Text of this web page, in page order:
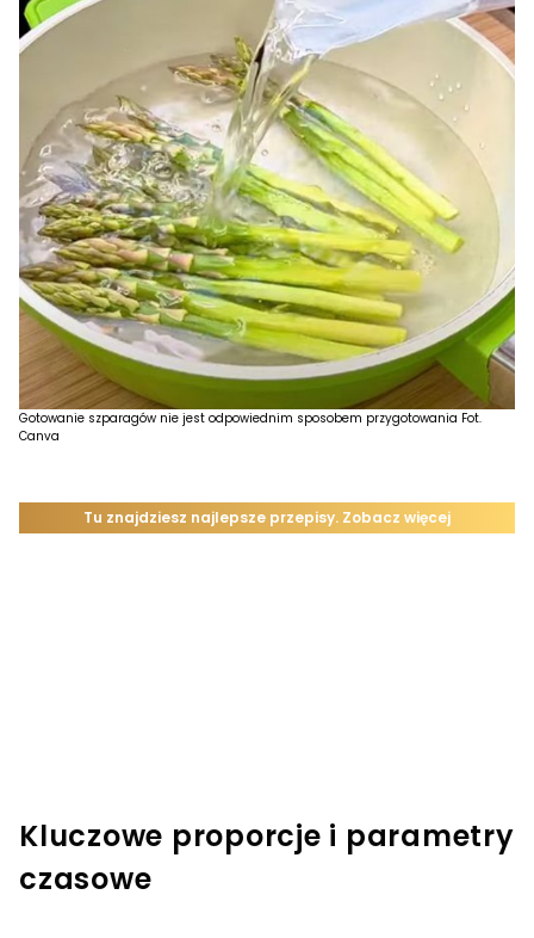
Gotowanie szparagów nie jest odpowiednim sposobem przygotowania Fot.
Canva
Kluczowe proporcje i parametry
czasowe